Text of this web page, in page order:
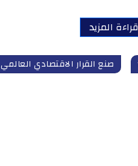
قراءة المزيد
صنع القرار الاقتصادي العالمي